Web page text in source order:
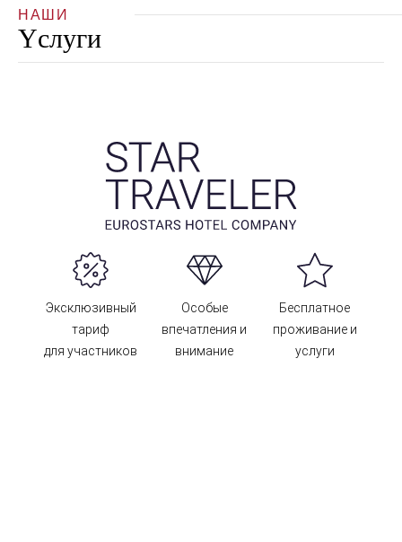
НАШИ
Yслуги
Эксклюзивный
тариф
для участников
Особые
впечатления и
внимание
Бесплатное
проживание и
услуги